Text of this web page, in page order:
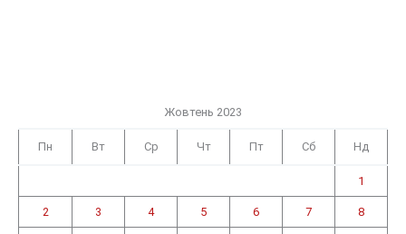
Жовтень 2023
Пн Вт Ср Чт Пт Сб Нд
1
2 3 4 5 6 7 8